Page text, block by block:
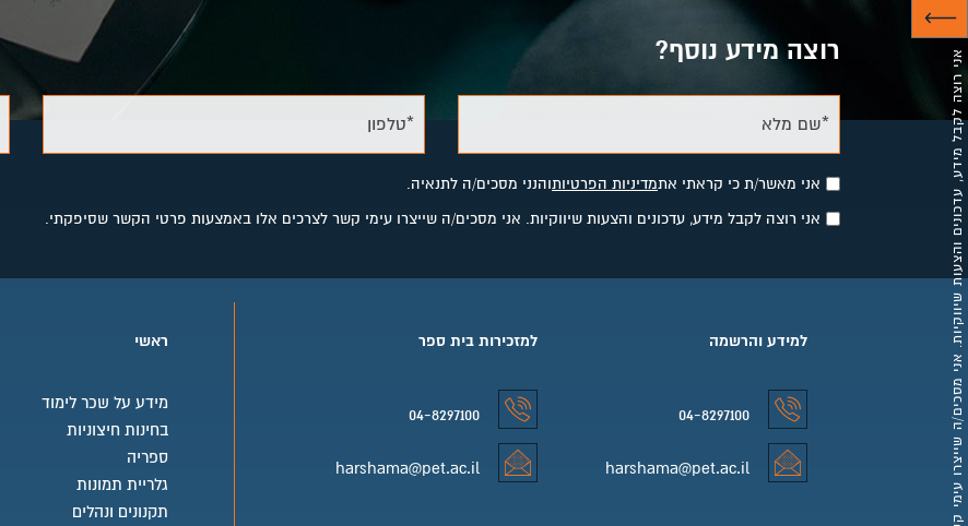
רוצה מידע נוסף?
*שם מלא *טלפון
אני מאשר/ת כי קראתי אתמדיניות הפרטיותוהנני מסכים/ה לתנאיה.
אני רוצה לקבל מידע, עדכונים והצעות שיווקיות. אני מסכים/ה שייצרו עימי קשר לצרכים אלו באמצעות פרטי הקשר שסיפקתי.
למידע והרשמה
למידע והרשמה טלפון
04-8297100
harshama@pet.ac.il
למזכירות בית ספר
למזכירות בית ספר טלפון
04-8297100
harshama@pet.ac.il
ראשי
מידע על שכר לימוד
בחינות חיצוניות
ספריה
גלריית תמונות
תקנונים ונהלים